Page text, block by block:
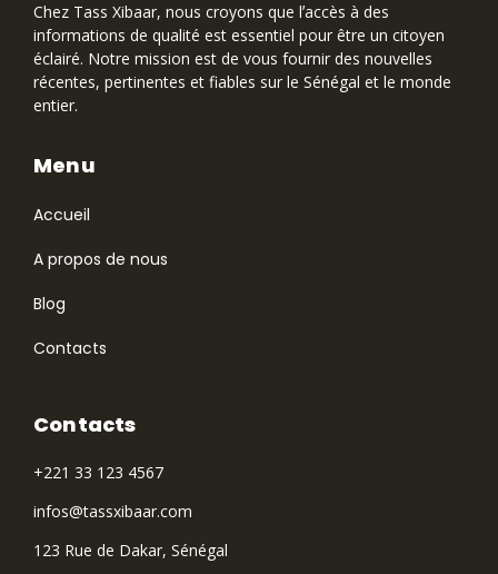
Chez Tass Xibaar, nous croyons que lʼaccès à des
informations de qualité est essentiel pour être un citoyen
éclairé. Notre mission est de vous fournir des nouvelles
récentes, pertinentes et fiables sur le Sénégal et le monde
entier.
Accueil
A propos de nous
Blog
Contacts
Menu
Contacts
+221 33 123 4567
infos@tassxibaar.com
123 Rue de Dakar, Sénégal